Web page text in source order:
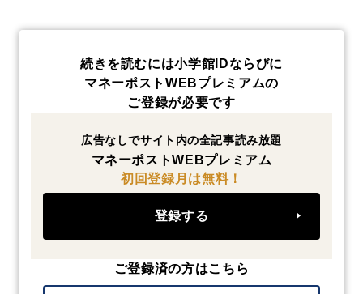
続きを読むには小学館IDならびに
マネーポストWEBプレミアムの
ご登録が必要です
広告なしでサイト内の全記事読み放題
マネーポストWEBプレミアム
初回登録月は無料！
登録する
ご登録済の方はこちら